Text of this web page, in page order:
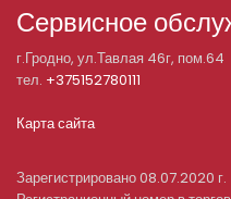
Сервисное
г.Гродно, ул.Тавлая 46г, пом.64
тел. +375152780111
Карта сайта
Зарегистрировано 08.07.2020 г.